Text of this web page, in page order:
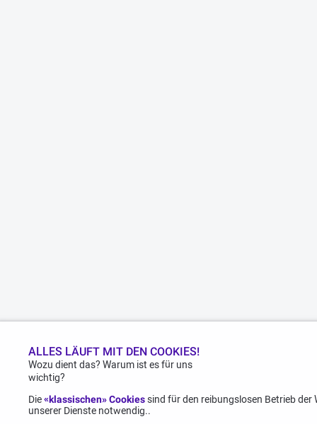
ALLES LÄUFT MIT DEN COOKIES!
Wozu dient das? Warum ist es für uns
wichtig?
Die«klassischen» Cookiessind für den reibungslosen Betrieb der
unserer Dienste notwendig..